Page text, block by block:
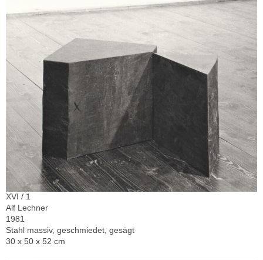
XVI / 1
Alf Lechner
1981
Stahl massiv, geschmiedet, gesägt
30 x 50 x 52 cm